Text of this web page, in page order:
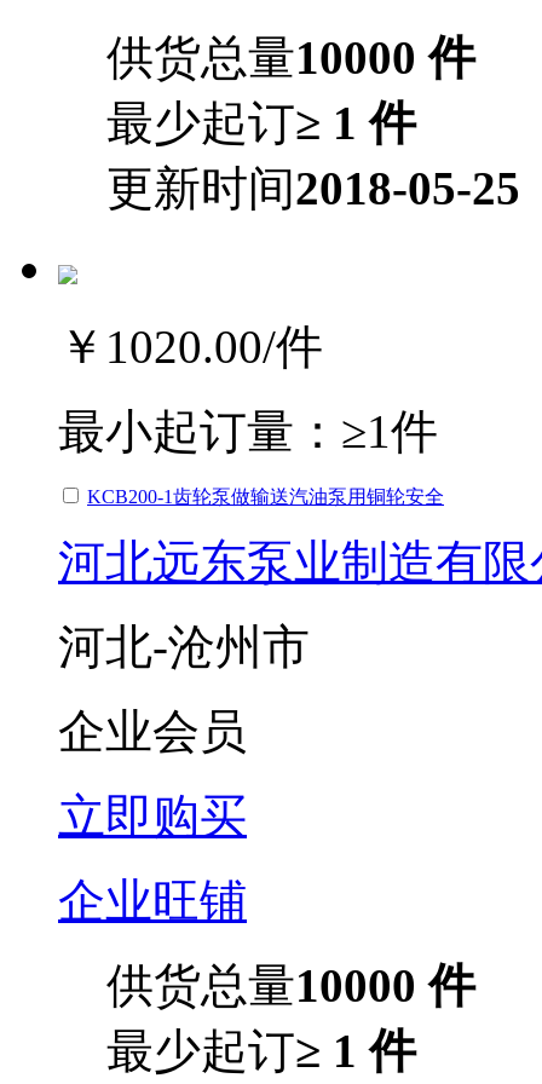
供货总量10000 件
最少起订≥ 1 件
更新时间2018-05-25
￥1020.00/件
最小起订量： ≥1件
KCB200-1齿轮泵做输送汽油泵用铜轮安全
河北远东泵业制造有限
河北-沧州市
企业会员
立即购买
企业旺铺
供货总量10000 件
最少起订≥ 1 件